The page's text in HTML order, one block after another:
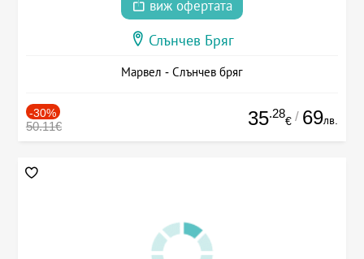
виж офертата
Слънчев Бряг
Марвел - Слънчев бряг
-30%
50.11€ 35.28
€ / 69лв.